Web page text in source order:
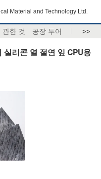
Material and Technology Ltd.
관한 것 공장 투어 >>
리콘 열 절연 잎 CPU용